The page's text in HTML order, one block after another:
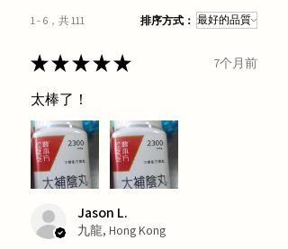
1 - 6，共 111 排序方式：
★★★★★ 7个月前
太棒了！
Jason L.
九龍, Hong Kong